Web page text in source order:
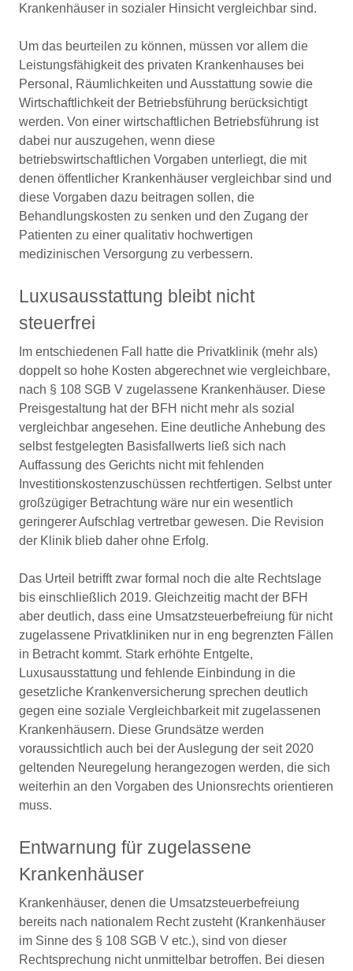
Krankenhäuser in sozialer Hinsicht vergleichbar sind.
Um das beurteilen zu können, müssen vor allem die
Leistungsfähigkeit des privaten Krankenhauses bei
Personal, Räumlichkeiten und Ausstattung sowie die
Wirtschaftlichkeit der Betriebsführung berücksichtigt
werden. Von einer wirtschaftlichen Betriebsführung ist
dabei nur auszugehen, wenn diese
betriebswirtschaftlichen Vorgaben unterliegt, die mit
denen öffentlicher Krankenhäuser vergleichbar sind und
diese Vorgaben dazu beitragen sollen, die
Behandlungskosten zu senken und den Zugang der
Patienten zu einer qualitativ hochwertigen
medizinischen Versorgung zu verbessern.
Luxusausstattung bleibt nicht
steuerfrei
Im entschiedenen Fall hatte die Privatklinik (mehr als)
doppelt so hohe Kosten abgerechnet wie vergleichbare,
nach § 108 SGB V zugelassene Krankenhäuser. Diese
Preisgestaltung hat der BFH nicht mehr als sozial
vergleichbar angesehen. Eine deutliche Anhebung des
selbst festgelegten Basisfallwerts ließ sich nach
Auffassung des Gerichts nicht mit fehlenden
Investitionskostenzuschüssen rechtfertigen. Selbst unter
großzügiger Betrachtung wäre nur ein wesentlich
geringerer Aufschlag vertretbar gewesen. Die Revision
der Klinik blieb daher ohne Erfolg.
Das Urteil betrifft zwar formal noch die alte Rechtslage
bis einschließlich 2019. Gleichzeitig macht der BFH
aber deutlich, dass eine Umsatzsteuerbefreiung für nicht
zugelassene Privatkliniken nur in eng begrenzten Fällen
in Betracht kommt. Stark erhöhte Entgelte,
Luxusausstattung und fehlende Einbindung in die
gesetzliche Krankenversicherung sprechen deutlich
gegen eine soziale Vergleichbarkeit mit zugelassenen
Krankenhäusern. Diese Grundsätze werden
voraussichtlich auch bei der Auslegung der seit 2020
geltenden Neuregelung herangezogen werden, die sich
weiterhin an den Vorgaben des Unionsrechts orientieren
muss.
Entwarnung für zugelassene
Krankenhäuser
Krankenhäuser, denen die Umsatzsteuerbefreiung
bereits nach nationalem Recht zusteht (Krankenhäuser
im Sinne des § 108 SGB V etc.), sind von dieser
Rechtsprechung nicht unmittelbar betroffen. Bei diesen